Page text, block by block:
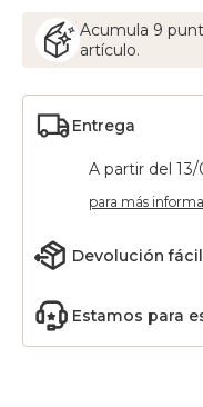
Acumula 9
artículo.
Entrega
A partir del
para más
Devolución fácil
Estamos para